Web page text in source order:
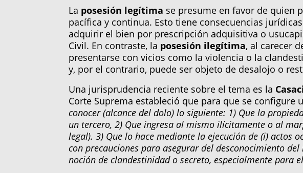
La posesión legítima se presume en favor de quien
pacífica y continua. Esto tiene consecuencias
adquirir el bien por prescripción adquisitiva o
Civil. En contraste, la posesión ilegítima, al carecer
presentarse con vicios como la violencia o la
y, por el contrario, puede ser objeto de desalojo o
Una jurisprudencia reciente sobre el tema es la
Corte Suprema estableció que para que se configure
conocer (alcance del dolo) lo siguiente: 1) Que la
un tercero, 2) Que ingresa al mismo ilícitamente o al
legal). 3) Que lo hace mediante la ejecución de (i) actos
con precauciones para asegurar del desconocimiento
noción de clandestinidad o secreto, especialmente para